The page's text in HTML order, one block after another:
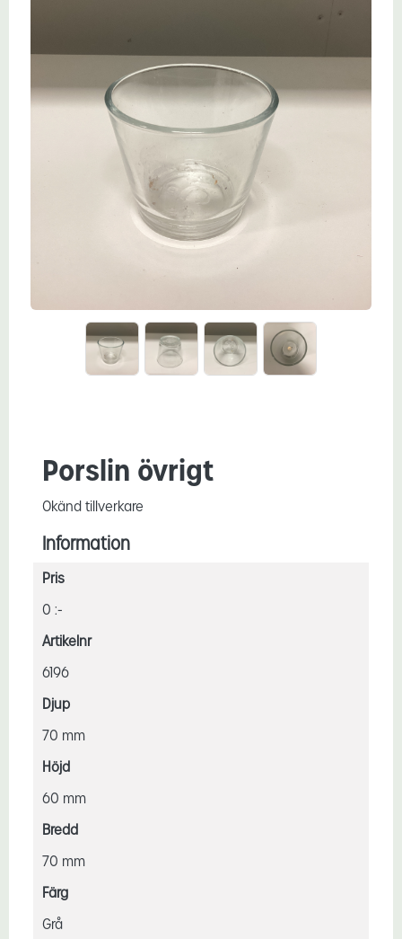
Porslin övrigt
Okänd tillverkare
Information
Pris
0 :-
Artikelnr
6196
Djup
70 mm
Höjd
60 mm
Bredd
70 mm
Färg
Grå